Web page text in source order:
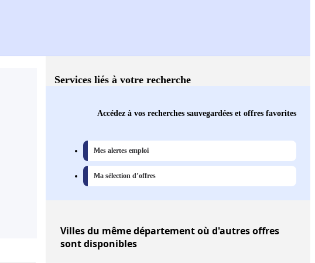
Services liés à votre recherche
Accédez à vos recherches sauvegardées et offres favorites
Mes alertes emploi
Ma sélection d’offres
Villesdu même département où d'autres offres
sont disponibles